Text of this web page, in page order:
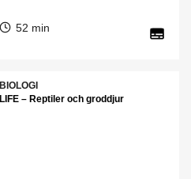
52 min
BIOLOGI
LIFE – Reptiler och groddjur